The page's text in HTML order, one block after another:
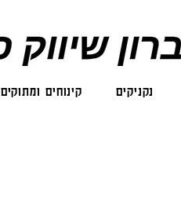
נקניקים קינוחים ומתוקים